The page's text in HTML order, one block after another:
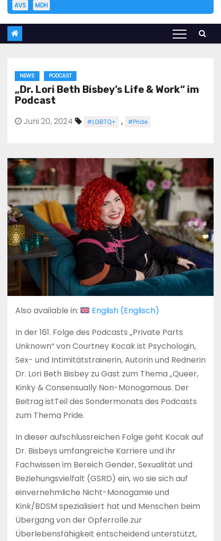
AVS
MDH
NEWS PODCAST
„Dr. Lori Beth Bisbey’s Life & Work“ im
Podcast
Juni 20, 2024 #LGBTQ+ , #Pride
Also available in: English(Englisch)
In der 161. Folge des Podcasts „Private Parts
Unknown“ von Courtney Kocak ist Psychologin,
Sex- und Intimitätstrainerin, Autorin und Rednerin
Dr. Lori Beth Bisbey zu Gast zum Thema „Queer,
Kinky & Consensually Non-Monogamous. Der
Beitrag istTeil des Sondermonats des Podcasts
zum Thema Pride.
In dieser aufschlussreichen Folge geht Kocak auf
Dr. Bisbeys umfangreiche Karriere und ihr
Fachwissen im Bereich Gender, Sexualität und
Beziehungsvielfalt (GSRD) ein, wo sie sich auf
einvernehmliche Nicht-Monogamie und
Kink/BDSM spezialisiert hat und Menschen beim
Übergang von der Opferrolle zur
Überlebensfähigkeit entscheidend unterstützt,